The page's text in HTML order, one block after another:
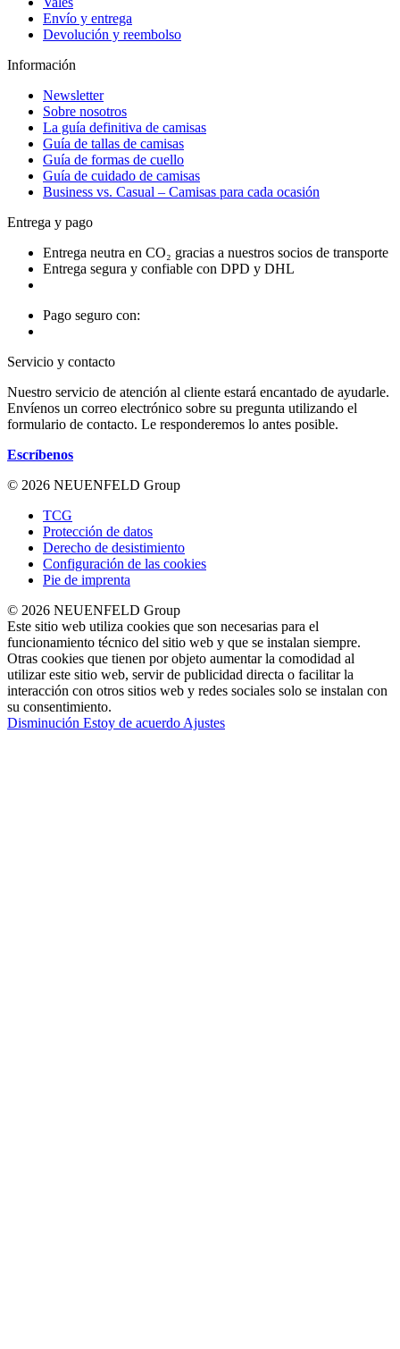
Envío y entrega
Devolución y reembolso
Información
Newsletter
Sobre nosotros
La guía definitiva de camisas
Guía de tallas de camisas
Guía de formas de cuello
Guía de cuidado de camisas
Business vs. Casual – Camisas para cada ocasión
Entrega y pago
Entrega neutra en CO₂ gracias a nuestros socios de transporte
Entrega segura y confiable con DPD y DHL
Pago seguro con:
Servicio y contacto
Nuestro servicio de atención al cliente estará encantado de ayudarle.
Envíenos un correo electrónico sobre su pregunta utilizando el
formulario de contacto. Le responderemos lo antes posible.
Escríbenos
© 2026 NEUENFELD Group
TCG
Protección de datos
Derecho de desistimiento
Configuración de las cookies
Pie de imprenta
© 2026 NEUENFELD Group
Este sitio web utiliza cookies que son necesarias para el
funcionamiento técnico del sitio web y que se instalan siempre.
Otras cookies que tienen por objeto aumentar la comodidad al
utilizar este sitio web, servir de publicidad directa o facilitar la
interacción con otros sitios web y redes sociales solo se instalan con
su consentimiento.
Disminución Estoy de acuerdo Ajustes